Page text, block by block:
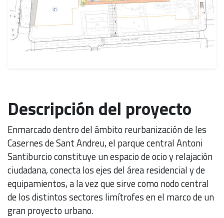
Descripción del proyecto
Enmarcado dentro del ámbito reurbanización de les
Casernes de Sant Andreu, el parque central Antoni
Santiburcio constituye un espacio de ocio y relajación
ciudadana, conecta los ejes del área residencial y de
equipamientos, a la vez que sirve como nodo central
de los distintos sectores limítrofes en el marco de un
gran proyecto urbano.